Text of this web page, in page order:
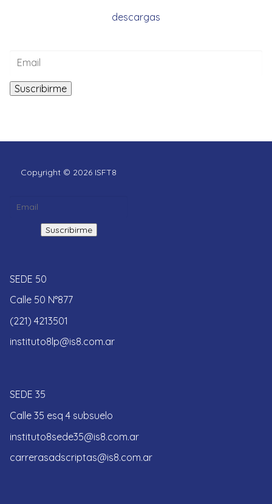
descargas
Copyright © 2026 ISFT8
SEDE 50
Calle 50 N°877
(221) 4213501
instituto8lp@is8.com.ar
SEDE 35
Calle 35 esq 4 subsuelo
instituto8sede35@is8.com.ar
carrerasadscriptas@is8.com.ar